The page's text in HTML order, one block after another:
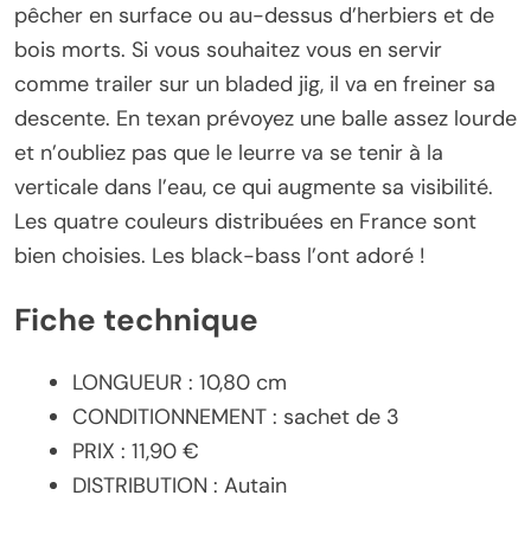
pêcher en surface ou au-dessus d’herbiers et de
bois morts. Si vous souhaitez vous en servir
comme trailer sur un bladed jig, il va en freiner sa
descente. En texan prévoyez une balle assez lourde
et n’oubliez pas que le leurre va se tenir à la
verticale dans l’eau, ce qui augmente sa visibilité.
Les quatre couleurs distribuées en France sont
bien choisies. Les black-bass l’ont adoré !
Fiche technique
LONGUEUR : 10,80 cm
CONDITIONNEMENT : sachet de 3
PRIX : 11,90 €
DISTRIBUTION : Autain